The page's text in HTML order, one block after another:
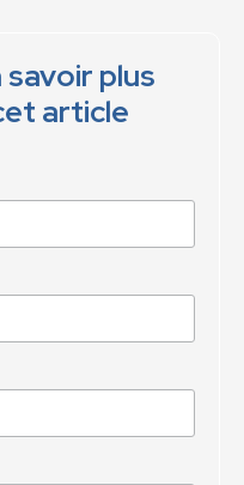
plus
article